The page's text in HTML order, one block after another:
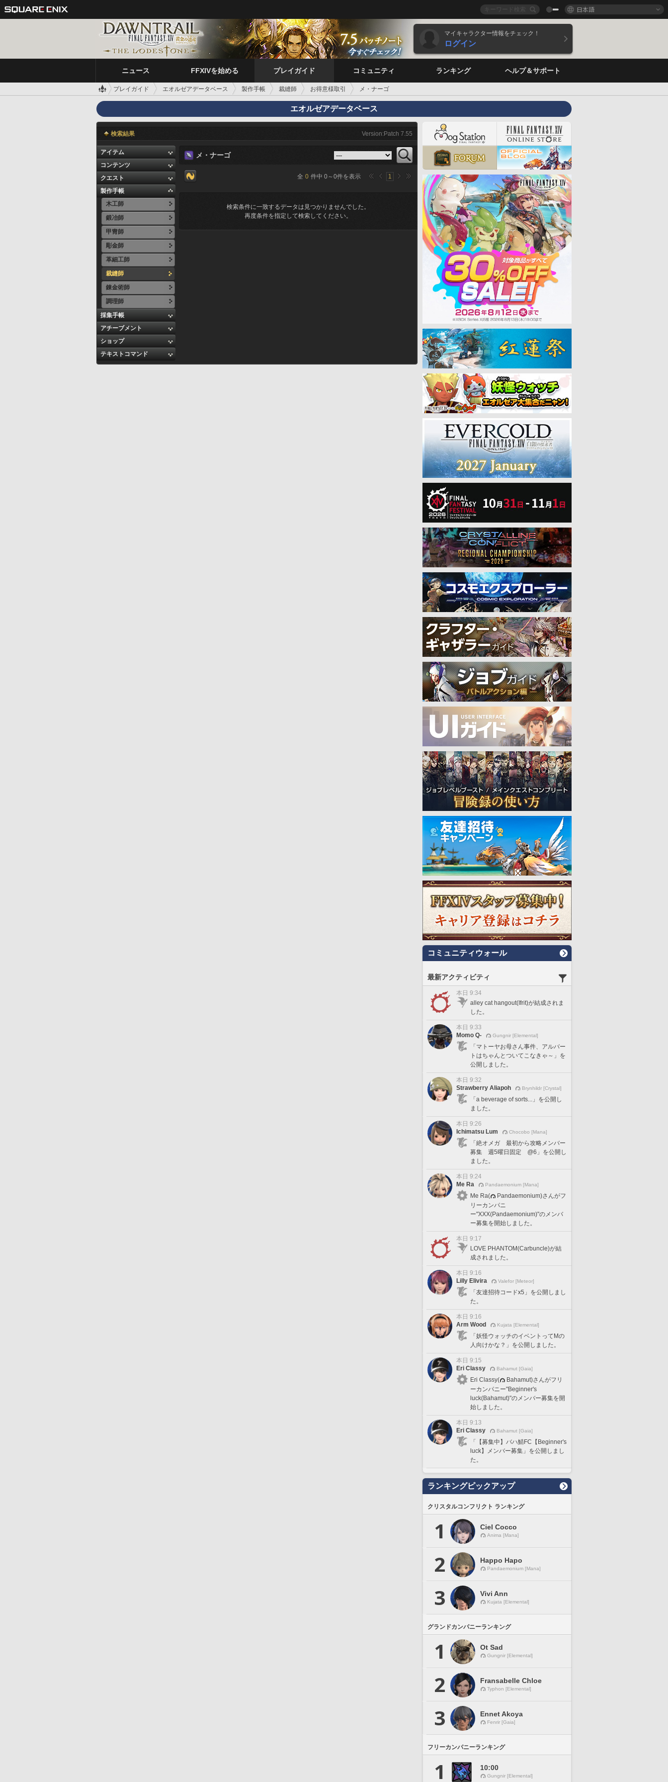
日本語
マイキャラクター情報をチェック！
ログイン
ニュース FFXIVを始める プレイガイド コミュニティ ランキング ヘルプ＆サポート
プレイガイド エオルゼアデータベース 製作手帳 裁縫師 お得意様取引 メ・ナーゴ
エオルゼアデータベース
検索結果 Version:Patch 7.55
アイテム
コンテンツ
クエスト
製作手帳
木工師
鍛冶師
甲冑師
彫金師
革細工師
裁縫師
錬金術師
調理師
採集手帳
アチーブメント
ショップ
テキストコマンド
メ・ナーゴ
全 0 件中 0～0件を表示 1
検索条件に一致するデータは見つかりませんでした。
再度条件を指定して検索してください。
コミュニティウォール
最新アクティビティ
本日 9:34
alley cat hangout(Ifrit)が結成されま
した。
本日 9:33
Momo Q-
Gungnir [Elemental]
「マトーヤお母さん事件、アルバー
トはちゃんとついてこなきゃ～」を
公開しました。
本日 9:32
Strawberry Aliapoh
Brynhildr [Crystal]
「a beverage of sorts...」を公開し
ました。
本日 9:26
Ichimatsu Lum
Chocobo [Mana]
「絶オメガ 最初から攻略メンバー
募集 週5曜日固定 @6」を公開し
ました。
本日 9:24
Me Ra
Pandaemonium [Mana]
Me Ra(
Pandaemonium)さんがフ
リーカンパニ
ー"XXX(Pandaemonium)"のメンバ
ー募集を開始しました。
本日 9:17
LOVE PHANTOM(Carbuncle)が結
成されました。
本日 9:16
Lilly Elivira
Valefor [Meteor]
「友達招待コードx5」を公開しまし
た。
本日 9:16
Arm Wood
Kujata [Elemental]
「妖怪ウォッチのイベントってMの
人向けかな？」を公開しました。
本日 9:15
Eri Classy
Bahamut [Gaia]
Eri Classy(
Bahamut)さんがフリ
ーカンパニー"Beginner's
luck(Bahamut)"のメンバー募集を開
始しました。
本日 9:13
Eri Classy
Bahamut [Gaia]
「【募集中】バハ鯖FC【Beginner's
luck】メンバー募集」を公開しまし
た。
ランキングピックアップ
クリスタルコンフリクト ランキング
1 Ciel Cocco
Anima [Mana]
2 Happo Hapo
Pandaemonium [Mana]
3 Vivi Ann
Kujata [Elemental]
グランドカンパニーランキング
1 Ot Sad
Gungnir [Elemental]
2 Fransabelle Chloe
Typhon [Elemental]
3 Ennet Akoya
Fenrir [Gaia]
フリーカンパニーランキング
1 10:00
Gungnir [Elemental]